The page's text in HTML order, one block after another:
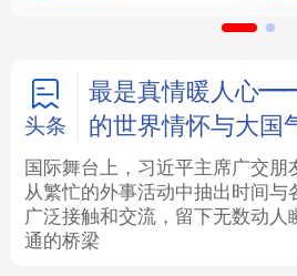
学术中国 乡村振兴
城市 旅游
彩票 娱乐
公益
头条
最是真情暖人心
的世界情怀与大国
国际舞台上，习近平主席广交朋
从繁忙的外事活动中抽出时间与
广泛接触和交流，留下无数动人
通的桥梁